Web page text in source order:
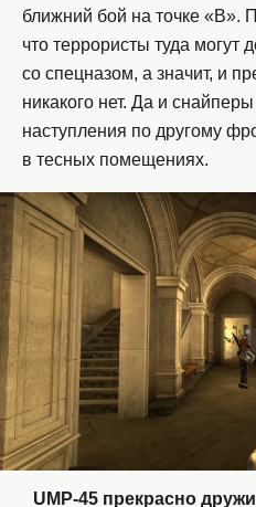
ближний бой на точке «B».
что террористы туда могут
со спецназом, а значит, и
никакого нет. Да и
наступления по другому
в тесных помещениях.
UMP-45 прекрасно